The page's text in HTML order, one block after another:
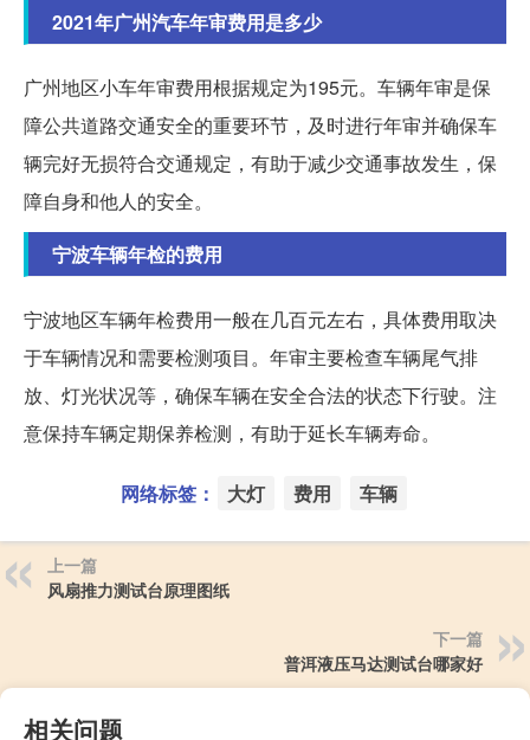
2021年广州汽车年审费用是多少
广州地区小车年审费用根据规定为195元。车辆年审是保
障公共道路交通安全的重要环节，及时进行年审并确保车
辆完好无损符合交通规定，有助于减少交通事故发生，保
障自身和他人的安全。
宁波车辆年检的费用
宁波地区车辆年检费用一般在几百元左右，具体费用取决
于车辆情况和需要检测项目。年审主要检查车辆尾气排
放、灯光状况等，确保车辆在安全合法的状态下行驶。注
意保持车辆定期保养检测，有助于延长车辆寿命。
网络标签： 大灯 费用 车辆
上一篇
风扇推力测试台原理图纸
下一篇
普洱液压马达测试台哪家好
相关问题